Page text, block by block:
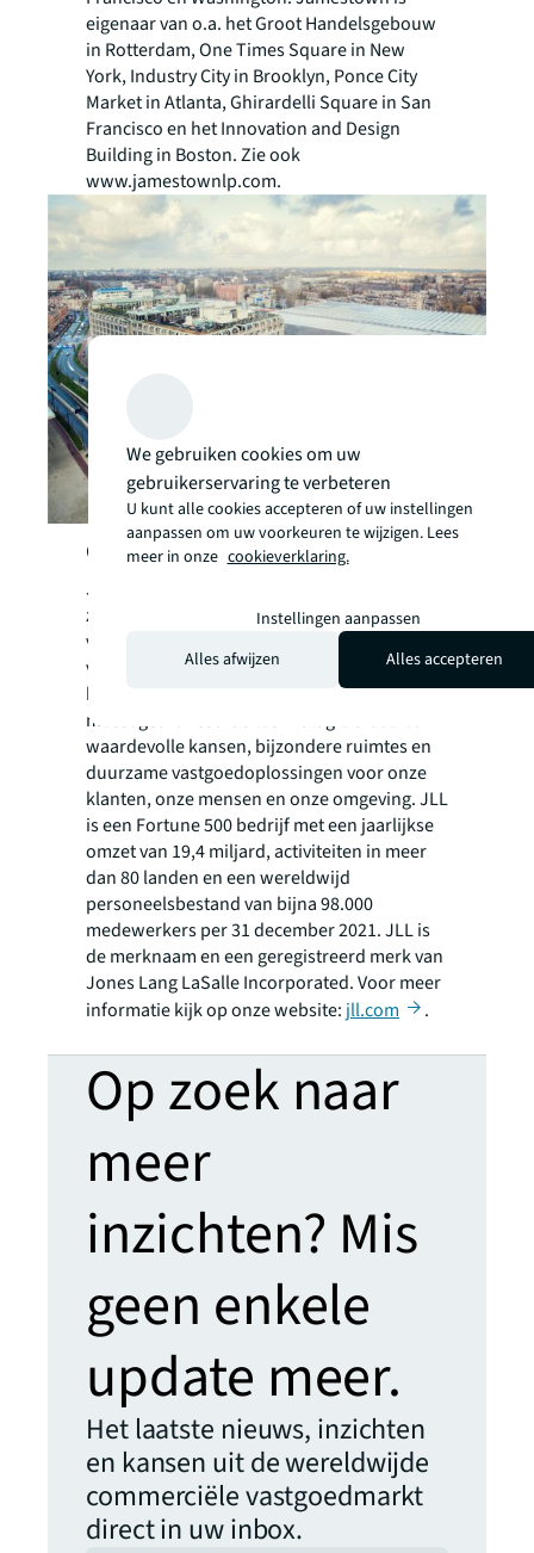
eigenaar van o.a. het Groot Handelsgebouw
in Rotterdam, One Times Square in New
York, Industry City in Brooklyn, Ponce City
Market in Atlanta, Ghirardelli Square in San
Francisco en het Innovation and Design
Building in Boston. Zie ook
www.jamestownlp.com.
Over JLL
JLL (NYSE: JLL) is een toonaangevend
zakelijk en financieel adviseur op het gebied
van vastgoed en vermogensbeheer. JLL geeft
vorm aan de toekomst van vastgoed voor een
betere wereld. Door gebruik te maken van de
meest geavanceerde technologie creëert JLL
waardevolle kansen, bijzondere ruimtes en
duurzame vastgoedoplossingen voor onze
klanten, onze mensen en onze omgeving. JLL
is een Fortune 500 bedrijf met een jaarlijkse
omzet van 19,4 miljard, activiteiten in meer
dan 80 landen en een wereldwijd
personeelsbestand van bijna 98.000
medewerkers per 31 december 2021. JLL is
de merknaam en een geregistreerd merk van
Jones Lang LaSalle Incorporated. Voor meer
informatie kijk op onze website: jll.com .
Op zoek naar
meer
inzichten? Mis
geen enkele
update meer.
Het laatste nieuws, inzichten
en kansen uit de wereldwijde
commerciële vastgoedmarkt
direct in uw inbox.
We gebruiken cookies om uw
gebruikerservaring te verbeteren
U kunt alle cookies accepteren of uw instellingen
aanpassen om uw voorkeuren te wijzigen. Lees
meer in onze cookieverklaring.
Instellingen aanpassen
Alles afwijzen
Alles accepteren